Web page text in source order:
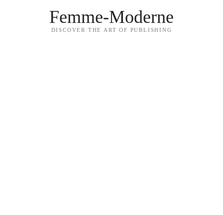
Femme-Moderne
DISCOVER THE ART OF PUBLISHING